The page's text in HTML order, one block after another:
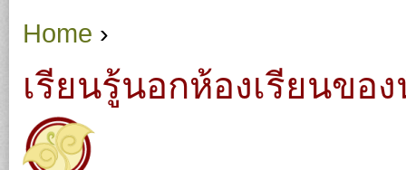
You are here
Home ›
เรียนรู้นอกห้องเรียนขอ